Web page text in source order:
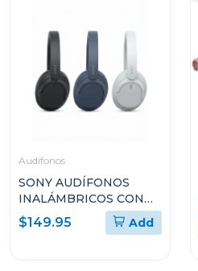
Audifonos
SONY AUDÍFONOS
INALÁMBRICOS CON
NOISE CANCELLING
WHCH720N
$149.95 Add